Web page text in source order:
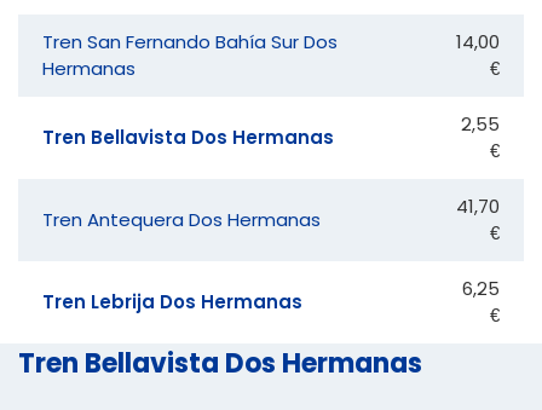
Tren San Fernando Bahía Sur Dos
Hermanas
14,00
€
Tren Bellavista Dos Hermanas
2,55
€
Tren Antequera Dos Hermanas
41,70
€
Tren Lebrija Dos Hermanas
6,25
€
Tren Bellavista Dos Hermanas